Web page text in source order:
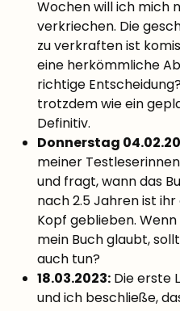
Wochen will ich mich
verkriechen. Die
zu verkraften ist
eine herkömmliche
richtige
trotzdem wie ein
Definitiv.
Donnerstag
meiner
und fragt, wann das
nach 2.5 Jahren ist
Kopf geblieben.
mein Buch glaubt,
auch tun?
18.03.2023: Die erste
und ich beschließe,